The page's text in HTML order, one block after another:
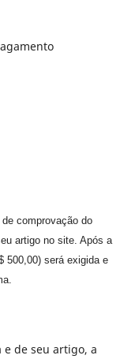
comprovação do
artigo no site. Após a
500,00) será exigida e
de seu artigo, a